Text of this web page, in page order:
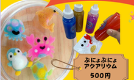
【ハイノートイベント
バン】8月の予定